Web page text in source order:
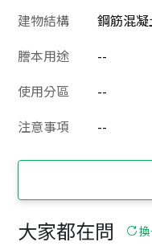
建物結構 鋼筋混
謄本用途
--
使用分區
--
注意事項
--
大家都在問